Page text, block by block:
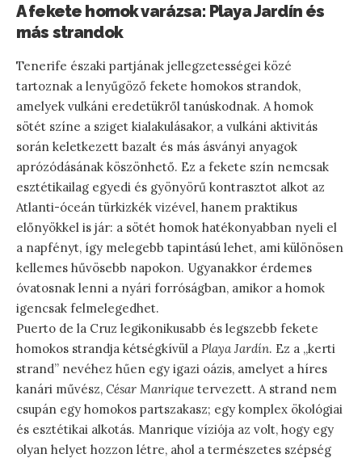
A fekete homok varázsa: Playa Jardín és
más strandok
Tenerife északi partjának jellegzetességei közé
tartoznak a lenyűgöző fekete homokos strandok,
amelyek vulkáni eredetükről tanúskodnak. A homok
sötét színe a sziget kialakulásakor, a vulkáni aktivitás
során keletkezett bazalt és más ásványi anyagok
aprózódásának köszönhető. Ez a fekete szín nemcsak
esztétikailag egyedi és gyönyörű kontrasztot alkot az
Atlanti-óceán türkizkék vizével, hanem praktikus
előnyökkel is jár: a sötét homok hatékonyabban nyeli el
a napfényt, így melegebb tapintású lehet, ami különösen
kellemes hűvösebb napokon. Ugyanakkor érdemes
óvatosnak lenni a nyári forróságban, amikor a homok
igencsak felmelegedhet.
Puerto de la Cruz legikonikusabb és legszebb fekete
homokos strandja kétségkívül a Playa Jardín. Ez a „kerti
strand” nevéhez hűen egy igazi oázis, amelyet a híres
kanári művész, César Manrique tervezett. A strand nem
csupán egy homokos partszakasz; egy komplex ökológiai
és esztétikai alkotás. Manrique víziója az volt, hogy egy
olyan helyet hozzon létre, ahol a természetes szépség